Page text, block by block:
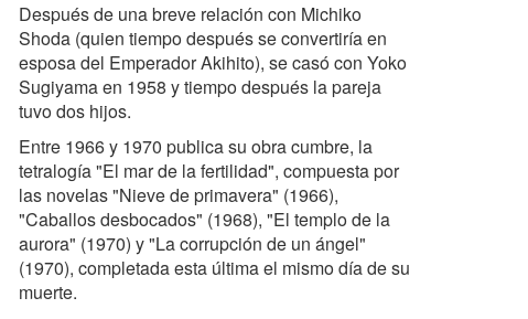
Después de una breve relación con Michiko
Shoda (quien tiempo después se convertiría en
esposa del Emperador Akihito), se casó con Yoko
Sugiyama en 1958 y tiempo después la pareja
tuvo dos hijos.
Entre 1966 y 1970 publica su obra cumbre, la
tetralogía "El mar de la fertilidad", compuesta por
las novelas "Nieve de primavera" (1966),
"Caballos desbocados" (1968), "El templo de la
aurora" (1970) y "La corrupción de un ángel"
(1970), completada esta última el mismo día de su
muerte.